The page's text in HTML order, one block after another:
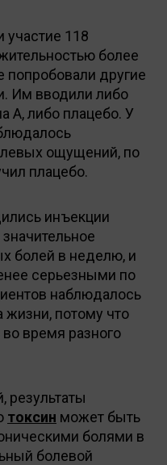
участие 118
более
другие
Им вводили либо
А, либо плацебо. У
ощущений, по
плацебо.
инъекции
болей в неделю, и
серьезными по
наблюдалось
потому что
время разного
результаты
токсин может быть
болями в
болевой